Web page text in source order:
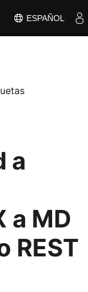
ESPAÑOL
a
a MD
REST